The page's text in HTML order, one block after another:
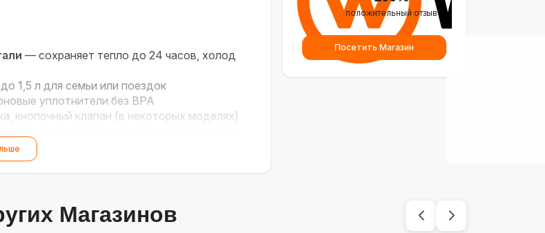
— сохраняет тепло до 24 часов, холод
1,5 л для семьи или поездок
уплотнители без BPA
кнопочный клапан (в некоторых моделях)
положительный отзыв
Посетить Магазин
Магазинов